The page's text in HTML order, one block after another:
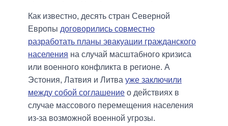
Как известно, десять стран Северной
Европы договорились совместно
разработать планы эвакуации гражданского
населения на случай масштабного кризиса
или военного конфликта в регионе. А
Эстония, Латвия и Литва уже заключили
между собой соглашение о действиях в
случае массового перемещения населения
из-за возможной военной угрозы.